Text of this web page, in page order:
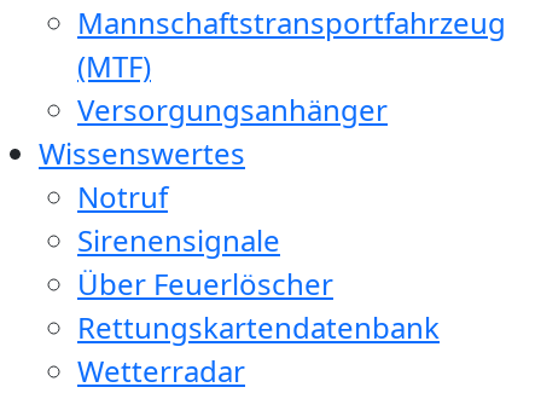
Mannschaftstransportfahrzeug
(MTF)
Versorgungsanhänger
Wissenswertes
Notruf
Sirenensignale
Über Feuerlöscher
Rettungskartendatenbank
Wetterradar